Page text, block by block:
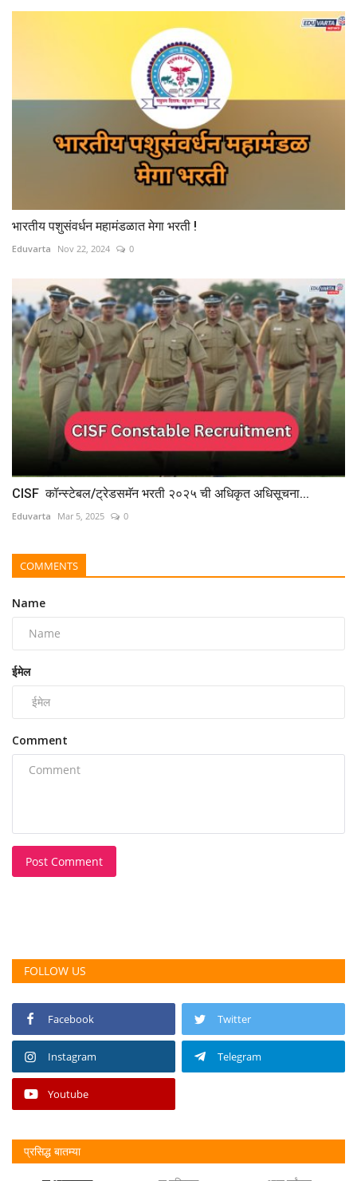
भारतीय पशुसंवर्धन महामंडळात मेगा भरती !
Eduvarta Nov 22, 2024 0
CISF कॉन्स्टेबल/ट्रेडसमॅन भरती २०२५ ची अधिकृत अधिसूचना...
Eduvarta Mar 5, 2025 0
COMMENTS
Name
ईमेल
Comment
Post Comment
FOLLOW US
Facebook Twitter
Instagram Telegram
Youtube
प्रसिद्ध बातम्या